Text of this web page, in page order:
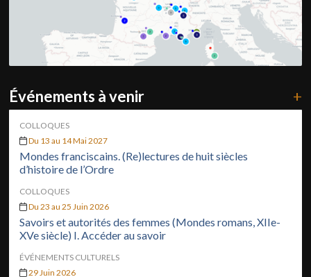
Événements à venir +
COLLOQUES
Du 13 au 14 Mai 2027
Mondes franciscains. (Re)lectures de huit siècles
d’histoire de l’Ordre
COLLOQUES
Du 23 au 25 Juin 2026
Savoirs et autorités des femmes (Mondes romans, XIIe-
XVe siècle) I. Accéder au savoir
ÉVÉNEMENTS CULTURELS
29 Juin 2026